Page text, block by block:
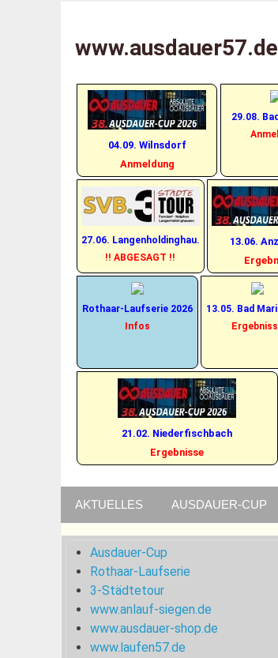
springen
www.ausdauer57.de
04.09. Wilnsdorf
Anmeldung
29.08.
27.06. Langenholdinghau.
!! ABGESAGT !!
13.06.
Rothaar-Laufserie 2026
Infos
13.05. Bad
21.02. Niederfischbach
Ergebnisse
AKTUELLES AUSDAUER-CUP
Ausdauer-Cup
Rothaar-Laufserie
3-Städtetour
www.anlauf-siegen.de
www.ausdauer-shop.de
www.laufen57.de